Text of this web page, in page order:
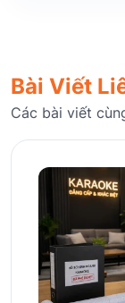
Bài Viết
Các bài viết